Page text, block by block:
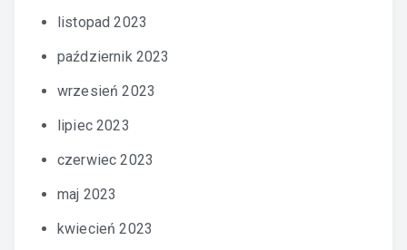
listopad 2023
październik 2023
wrzesień 2023
lipiec 2023
czerwiec 2023
maj 2023
kwiecień 2023